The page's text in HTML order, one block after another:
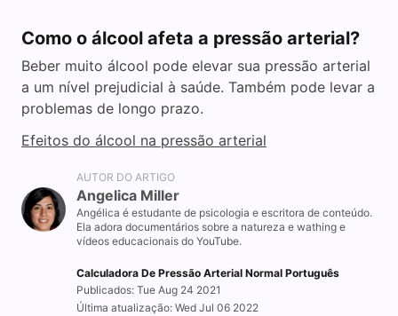
Como o álcool afeta a pressão arterial?
Beber muito álcool pode elevar sua pressão arterial
a um nível prejudicial à saúde. Também pode levar a
problemas de longo prazo.
Efeitos do álcool na pressão arterial
AUTOR DO ARTIGO
Angelica Miller
Angélica é estudante de psicologia e escritora de conteúdo.
Ela adora documentários sobre a natureza e wathing e
vídeos educacionais do YouTube.
Calculadora De Pressão Arterial Normal Português
Publicados: Tue Aug 24 2021
Última atualização: Wed Jul 06 2022